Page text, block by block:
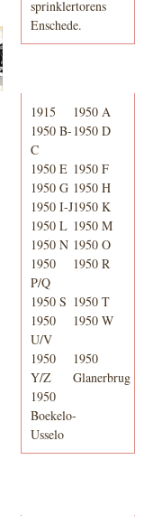
sprinklertorens
Enschede.
1915
1950 A
1950 B-
C
1950 D
1950 E 1950 F
1950 G 1950 H
1950 I-J1950 K
1950 L 1950 M
1950 N 1950 O
1950
P/Q
1950 R
1950 S 1950 T
1950
U/V
1950 W
1950
Y/Z
1950
Glanerbrug
1950
Boekelo-
Usselo